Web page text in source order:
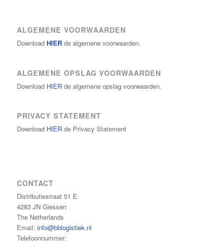
ALGEMENE VOORWAARDEN
Download HIERde algemene voorwaarden.
ALGEMENE OPSLAG VOORWAARDEN
Download HIERde algemene opslag voorwaarden.
PRIVACY STATEMENT
Download HIERde Privacy Statement
CONTACT
Distributiestraat 51 E
4283 JN Giessen
The Netherlands
Email: info@bblogistiek.nl
Telefoonnummer: